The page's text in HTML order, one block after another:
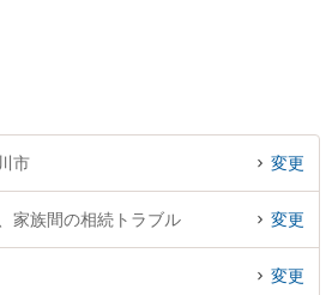
ス利用可】
市 変更
家族間の相続トラブル 変更
変更